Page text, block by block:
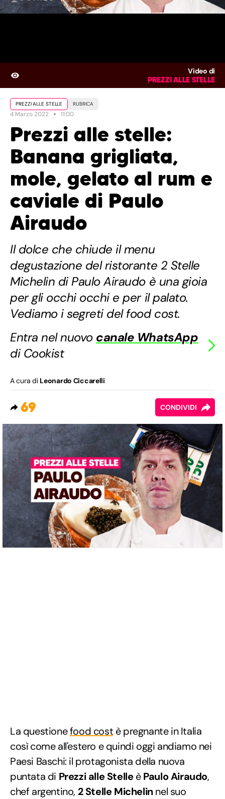
Video di
PREZZI ALLE STELLE
PREZZI ALLE STELLE RUBRICA
4 Marzo 2022 11:00
Prezzi alle stelle:
Banana grigliata,
mole, gelato al rum e
caviale di Paulo
Airaudo
Il dolce che chiude il menu
degustazione del ristorante 2 Stelle
Michelin di Paulo Airaudo è una gioia
per gli occhi occhi e per il palato.
Vediamo i segreti del food cost.
Entra nel nuovo canale WhatsApp
di Cookist
A cura di Leonardo Ciccarelli
69 CONDIVIDI
La questionefood cost è pregnante in Italia
così come all'estero e quindi oggi andiamo nei
Paesi Baschi: il protagonista della nuova
puntata di Prezzi alle StelleèPaulo Airaudo,
chef argentino, 2 Stelle Michelinnel suo